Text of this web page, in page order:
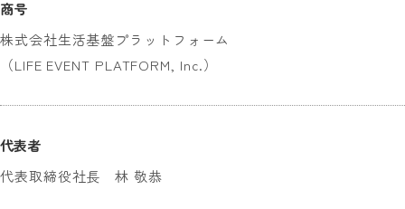
商号
株式会社生活基盤プラットフォーム
（LIFE EVENT PLATFORM, Inc.）
代表者
代表取締役社長 林 敬恭